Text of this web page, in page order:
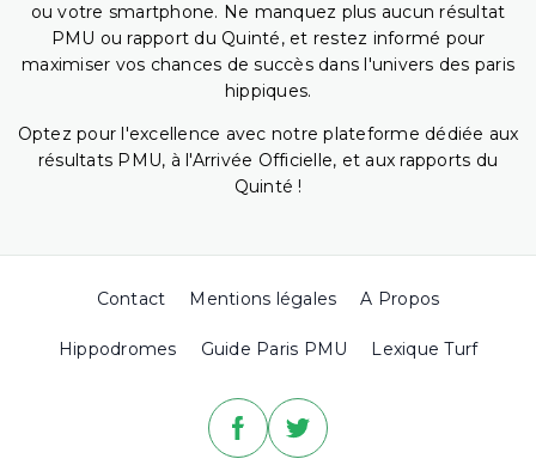
ou votre smartphone. Ne manquez plus aucun résultat
PMU ou rapport du Quinté, et restez informé pour
maximiser vos chances de succès dans l'univers des paris
hippiques.
Optez pour l'excellence avec notre plateforme dédiée aux
résultats PMU, à l'Arrivée Officielle, et aux rapports du
Quinté !
Contact Mentions légales A Propos
Hippodromes Guide Paris PMU Lexique Turf